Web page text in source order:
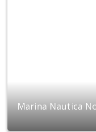
Marina Nautica